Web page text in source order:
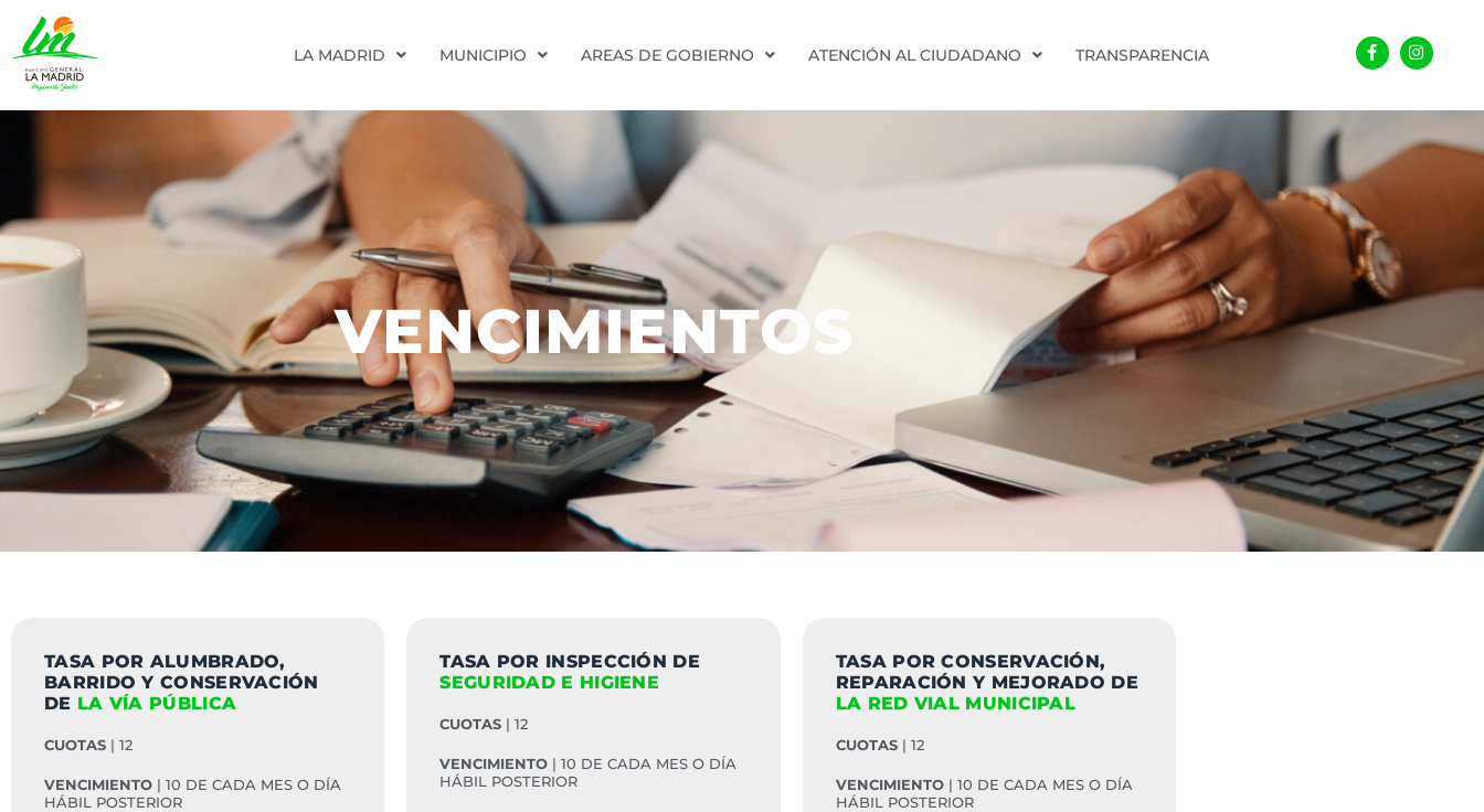
LA MADRID MUNICIPIO AREAS DE GOBIERNO ATENCIÓN AL CIUDADANO TRANSPARENCIA
Facebook-
f
VENCIMIENTOS
TASA POR ALUMBRADO,
BARRIDO Y CONSERVACIÓN
DE LA VÍA PÚBLICA
CUOTAS | 12
VENCIMIENTO | 10 DE CADA MES O DÍA
HÁBIL POSTERIOR
TASA POR INSPECCIÓN DE
SEGURIDAD E HIGIENE
CUOTAS | 12
VENCIMIENTO | 10 DE CADA MES O DÍA
HÁBIL POSTERIOR
TASA POR CONSERVACIÓN,
REPARACIÓN Y MEJORADO DE
LA RED VIAL MUNICIPAL
CUOTAS| 12
VENCIMIENTO| 10 DE CADA MES O DÍA
HÁBIL POSTERIOR